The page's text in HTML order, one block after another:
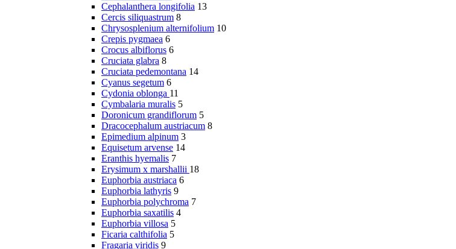
Cephalanthera longifolia 13
Cercis siliquastrum 8
Chrysosplenium alternifolium 10
Crepis pygmaea 6
Crocus albiflorus 6
Cruciata glabra 8
Cruciata pedemontana 14
Cyanus segetum 6
Cydonia oblonga 11
Cymbalaria muralis 5
Doronicum grandiflorum 5
Dracocephalum austriacum 8
Epimedium alpinum 3
Equisetum arvense 14
Eranthis hyemalis 7
Erysimum x marshallii 18
Euphorbia austriaca 6
Euphorbia lathyris 9
Euphorbia polychroma 7
Euphorbia saxatilis 4
Euphorbia villosa 5
Ficaria calthifolia 5
Fragaria viridis 9